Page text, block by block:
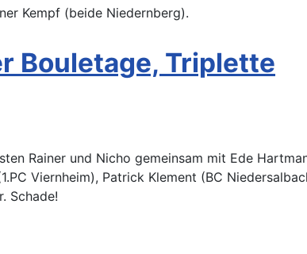
Kempf (beide Niedernberg).
Bouletage, Triplette
Rainer und Nicho gemeinsam mit Ede
Viernheim), Patrick Klement (BC
Schade!